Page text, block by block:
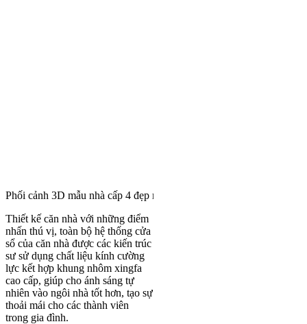
Phối cảnh 3D mẫu nhà cấp 4 đẹp mái Thái được săn đón nhất hiện
Thiết kế căn nhà với những điểm
nhấn thú vị, toàn bộ hệ thống cửa
sổ của căn nhà được các kiến trúc
sư sử dụng chất liệu kính cường
lực kết hợp khung nhôm xingfa
cao cấp, giúp cho ánh sáng tự
nhiên vào ngôi nhà tốt hơn, tạo sự
thoải mái cho các thành viên
trong gia đình.